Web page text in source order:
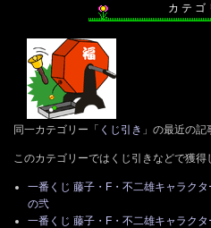
カ テ ゴ
同一カテゴリー「 くじ引き 」の最近の記
このカテゴリーではくじ引きなどで獲
一番くじ 藤子・F・不二雄キャラク
の弐
一番くじ 藤子・F・不二雄キャラク